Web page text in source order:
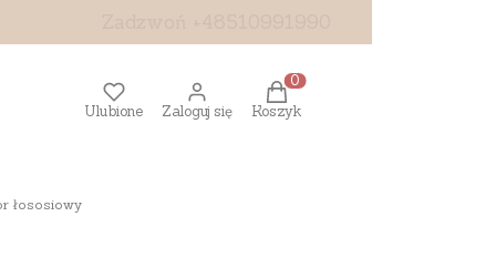
Ulubione Zaloguj się
Produkty w koszyku: 0.
Koszyk
łososiowy